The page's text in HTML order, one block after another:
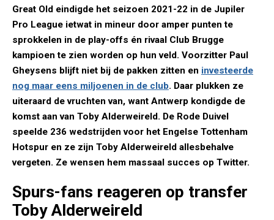
Great Old eindigde het seizoen 2021-22 in de Jupiler
Pro League ietwat in mineur door amper punten te
sprokkelen in de play-offs én rivaal Club Brugge
kampioen te zien worden op hun veld. Voorzitter Paul
Gheysens blijft niet bij de pakken zitten en investeerde
nog maar eens miljoenen in de club. Daar plukken ze
uiteraard de vruchten van, want Antwerp kondigde de
komst aan van Toby Alderweireld. De Rode Duivel
speelde 236 wedstrijden voor het Engelse Tottenham
Hotspur en ze zijn Toby Alderweireld allesbehalve
vergeten. Ze wensen hem massaal succes op Twitter.
Spurs-fans reageren op transfer
Toby Alderweireld